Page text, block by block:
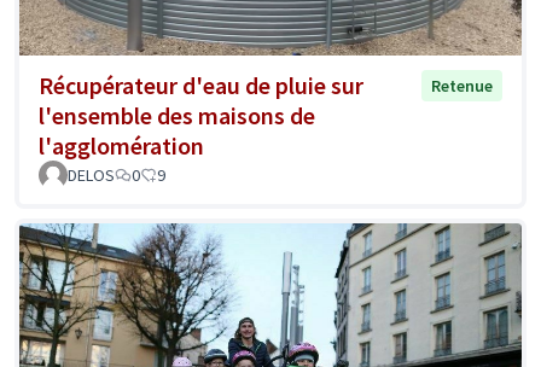
Récupérateur d'eau de pluie sur
l'ensemble des maisons de
l'agglomération
Retenue
DELOS 0 9